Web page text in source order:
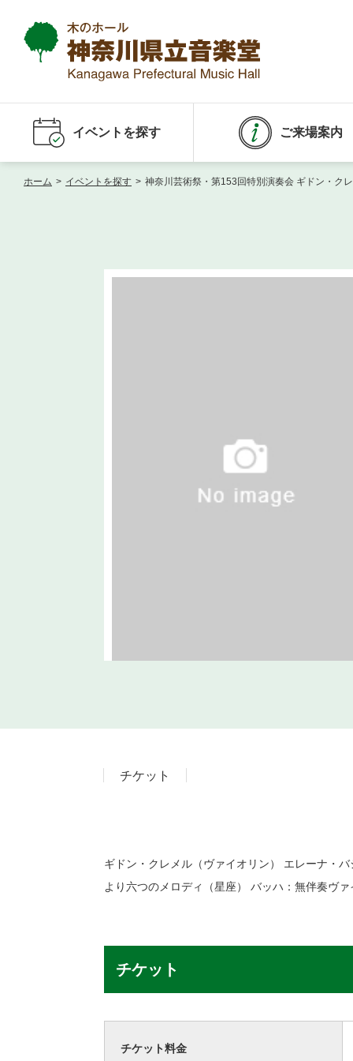
イベントを探す ご来場案内
ホーム > イベントを探す > 神奈川芸術祭・第153回特別演奏会 ギドン・ク
チケット
ギドン・クレメル（ヴァイオリン） エレーナ・
より六つのメロディ（星座） バッハ：無伴奏ヴ
チケット
チケット料金